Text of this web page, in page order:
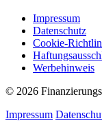
Impressum
Datenschutz
Cookie-
Werbehinweis
© 2026
Impressum